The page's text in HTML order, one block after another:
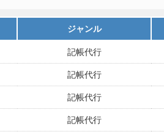
ジャンル
記帳代行
記帳代行
記帳代行
記帳代行